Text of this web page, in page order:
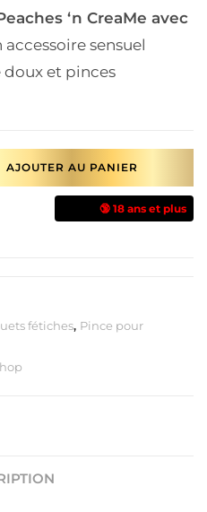
‘n CreaMe avec
accessoire sensuel
et pinces
AJOUTER AU PANIER
🔞 18 ans et plus
fétiches, Pince pour